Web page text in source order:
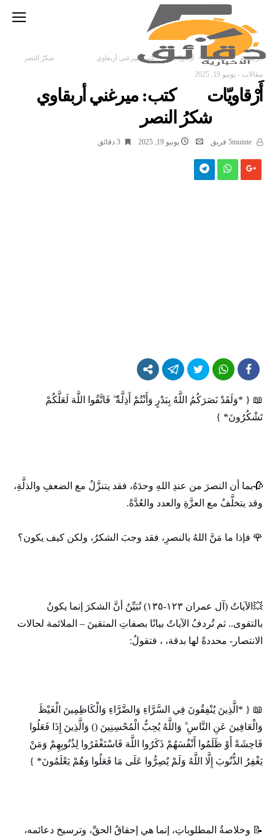
‫الرئيسية‬ مقالات أَرْقاويّات كتب: ميرغني أربقاوي شكرُ النصر
مقالات - يونيو 19, 2025
أَرْقاويّات كتب: ميرغني أربقاوي
شكرُ النصر
يونيو 19, 2025 3 ‫دقائق‬
📖 { *وَلَقَدْ نَصَرَكُمُ اللَّهُ بِبَدْرٍ وَأَنْتُمْ أَذِلَّةٌ ۖ فَاتَّقُوا اللَّهَ لَعَلَّكُمْ
تَشْكُرُونَ* }
🥀بما أن النصرَ من عندِ اللهِ وحدَهُ، فقد يتنزَّلُ مع الضعفِ والذلَّةِ،
وقد يتخلَّفُ مع العزَّةِ والعدد والعُدَّةً.
🌹 فإذا ما مَنَّ اللهُ بالنصرِ، فقد وجبَ الشكرُ، ولكن كيف يكون؟
💥الآياتُ (آل عمران ١٢٣-١٣٥) تُبَيِّنُ أنَّ الشكرَ إنما يكونُ
بالتقوى.. ثم تُردفُ الآياتُ بيانًا بصفاتِ المتقينَ – الملائمة لحالات
الانتصار- محددةً لها بدقة، ، فتقولُ:
📖 { *الَّذِينَ يُنْفِقُونَ فِي السَّرَّاءِ وَالضَّرَّاءِ وَالْكَاظِمِينَ الْغَيْظَ
وَالْعَافِينَ عَنِ النَّاسِ ۗ وَاللَّهُ يُحِبُّ الْمُحْسِنِينَ () وَالَّذِينَ إِذَا فَعَلُوا
فَاحِشَةً أَوْ ظَلَمُوا أَنْفُسَهُمْ ذَكَرُوا اللَّهَ فَاسْتَغْفَرُوا لِذُنُوبِهِمْ وَمَنْ
يَغْفِرُ الذُّنُوبَ إِلَّا اللَّهُ وَلَمْ يُصِرُّوا عَلَى مَا فَعَلُوا وَهُمْ يَعْلَمُونَ* }
📝 وخلاصةُ المطلوباتِ، إنما هي إحقاقُ الحقِّ، وترسيخ دعائمه،